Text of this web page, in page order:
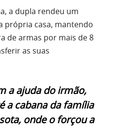
a dupla rendeu um
própria casa, mantendo
de armas por mais de 8
as suas
a ajuda do irmão,
a cabana da família
onde o forçou a